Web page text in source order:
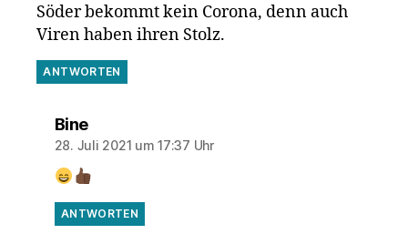
Söder bekommt kein Corona, denn auch
Viren haben ihren Stolz.
ANTWORTEN
Binesagt:
28. Juli 2021 um 17:37 Uhr
ANTWORTEN